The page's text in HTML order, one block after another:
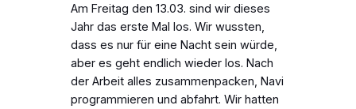
Am Freitag den 13.03. sind wir dieses
Jahr das erste Mal los. Wir wussten,
dass es nur für eine Nacht sein würde,
aber es geht endlich wieder los. Nach
der Arbeit alles zusammenpacken, Navi
programmieren und abfahrt. Wir hatten